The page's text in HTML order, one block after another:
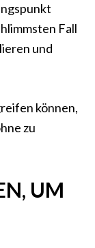
Fall
und
können,
zu
UM